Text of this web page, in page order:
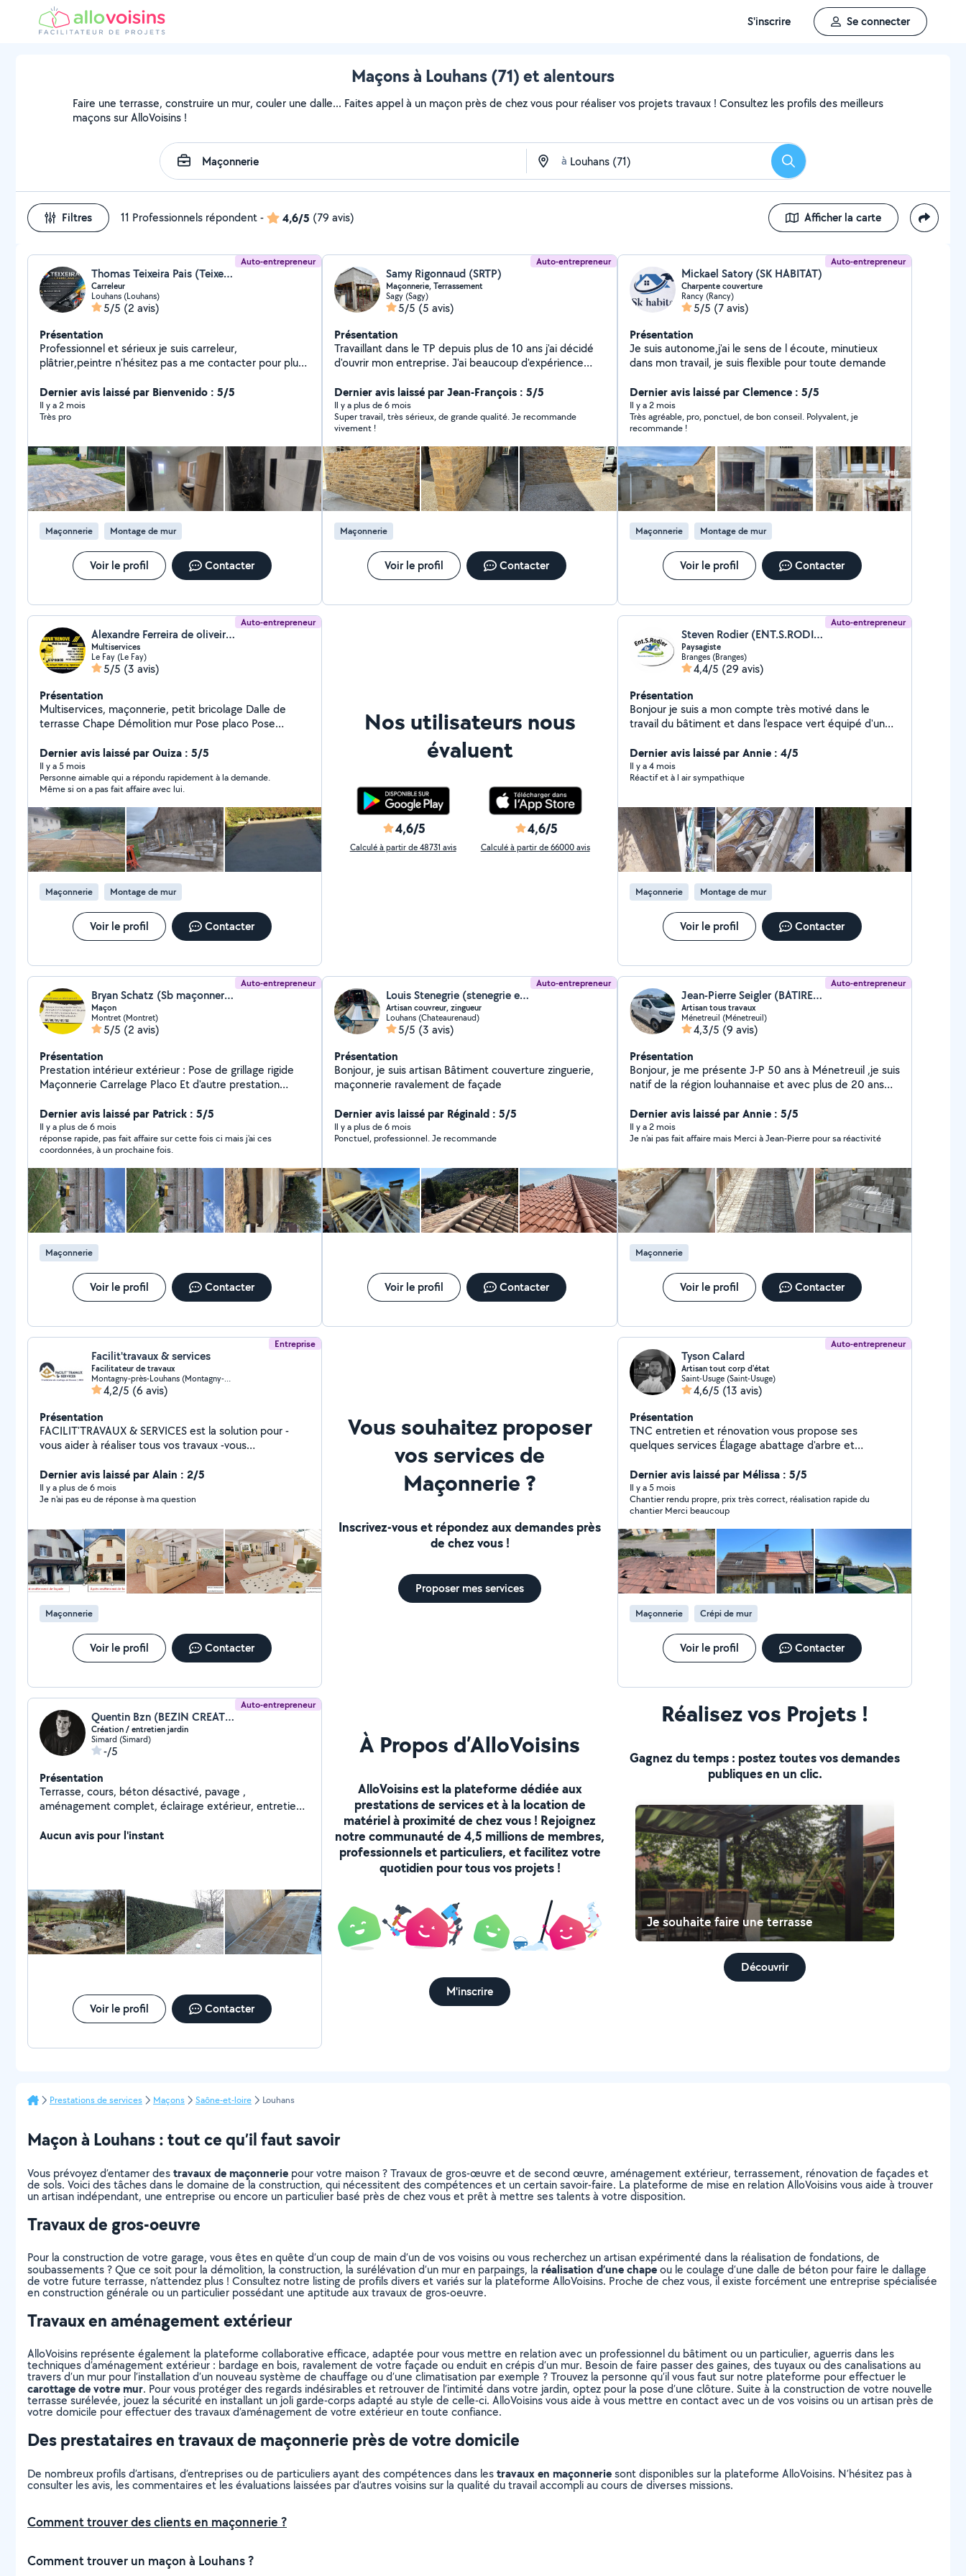
S'inscrire Se connecter
Maçons à Louhans (71) et alentours
Faire une terrasse, construire un mur, couler une dalle... Faites appel à un maçon près de chez vous pour réaliser vos projets travaux ! Consultez les profils des meilleurs
maçons sur AlloVoisins !
à Rechercher
Filtres 11 Professionnels répondent- 4,6/5 (79 avis) Afficher la carte
Auto-entrepreneur
Thomas Teixeira Pais (Teixeira Carrelage)
Carreleur
Louhans (Louhans)
5/5 (2 avis)
Présentation
Professionnel et sérieux je suis carreleur,
plâtrier,peintre n'hésitez pas a me contacter pour plus
Dernier avis laissé par Bienvenido : 5/5
Il y a 2 mois
Très pro
Maçonnerie Montage de mur
Voir le profil Contacter
Auto-entrepreneur
Samy Rigonnaud (SRTP)
Maçonnerie, Terrassement
Sagy (Sagy)
5/5 (5 avis)
Présentation
Travaillant dans le TP depuis plus de 10 ans j'ai décidé
d'ouvrir mon entreprise. J'ai beaucoup d'expérience
demande et je suis très minutieux sur mon travail .
Dernier avis laissé par Jean-François : 5/5
Il y a plus de 6 mois
Super travail, très sérieux, de grande qualité. Je recommande
vivement !
Maçonnerie
Voir le profil Contacter
Auto-entrepreneur
Mickael Satory (SK HABITAT)
Charpente couverture
Rancy (Rancy)
5/5 (7 avis)
Présentation
Je suis autonome,j'ai le sens de l écoute, minutieux
dans mon travail, je suis flexible pour toute demande
Dernier avis laissé par Clemence : 5/5
Il y a 2 mois
Très agréable, pro, ponctuel, de bon conseil. Polyvalent, je
recommande !
Maçonnerie Montage de mur
Voir le profil Contacter
Auto-entrepreneur
Alexandre Ferreira de oliveira (Nova'renove)
Multiservices
Le Fay (Le Fay)
5/5 (3 avis)
Présentation
Multiservices, maçonnerie, petit bricolage Dalle de
terrasse Chape Démolition mur Pose placo Pose
un paysagiste aussi Pose porte et fenêtre
Dernier avis laissé par Ouiza : 5/5
Il y a 5 mois
Personne aimable qui a répondu rapidement à la demande.
Même si on a pas fait affaire avec lui.
Maçonnerie Montage de mur
Voir le profil Contacter
Nos utilisateurs nous
évaluent
4,6/5
Calculé à partir de 48731 avis
4,6/5
Calculé à partir de 66000 avis
Auto-entrepreneur
Steven Rodier (ENT.S.RODIER)
Paysagiste
Branges (Branges)
4,4/5 (29 avis)
Présentation
Bonjour je suis a mon compte très motivé dans le
travail du bâtiment et dans l'espace vert équipé d'un
vos travaux.07-87-66-73-55 N'hésitez pas à me
contacter Merci
Dernier avis laissé par Annie : 4/5
Il y a 4 mois
Réactif et à l air sympathique
Maçonnerie Montage de mur
Voir le profil Contacter
Auto-entrepreneur
Bryan Schatz (Sb maçonnerie)
Maçon
Montret (Montret)
5/5 (2 avis)
Présentation
Prestation intérieur extérieur : Pose de grillage rigide
Maçonnerie Carrelage Placo Et d'autre prestation
Dernier avis laissé par Patrick : 5/5
Il y a plus de 6 mois
réponse rapide, pas fait affaire sur cette fois ci mais j'ai ces
coordonnées, à un prochaine fois.
Maçonnerie
Voir le profil Contacter
Auto-entrepreneur
Louis Stenegrie (stenegrie et Frére)
Artisan couvreur, zingueur
Louhans (Chateaurenaud)
5/5 (3 avis)
Présentation
Bonjour, je suis artisan Bâtiment couverture zinguerie,
maçonnerie ravalement de façade
Dernier avis laissé par Réginald : 5/5
Il y a plus de 6 mois
Ponctuel, professionnel. Je recommande
Voir le profil Contacter
Auto-entrepreneur
Jean-Pierre Seigler (BATIRENOV71)
Artisan tous travaux
Ménetreuil (Ménetreuil)
4,3/5 (9 avis)
Présentation
Bonjour, je me présente J-P 50 ans à Ménetreuil ,je suis
natif de la région louhannaise et avec plus de 20 ans
peut effectuer tous vos travaux de : -Construction,
Rénovation, Dépannage, Réparation, Bricolage,
Livraison, etc. -Petit et Gros travaux de Toitures,
Terrassement. -Peinture extérieur et intérieur,
Placoplatre et enduit. -Entretien de parc et jardin,
abattage d'arbre et élagage,Pose de portail et grillage.
-Rénovation et Création de piscine enterrée, Ponçage
et Peinture D'imperméabilisation ,Détection de fuite -
Location de bennes, Démolition, Enlèvement de tous
matériaux et déchets. -Montage de meuble, Livraison,
Réparation. -J'ai également mes permis poids lourd et
super lourd et sais me servir des engins de chantier :
mini pelle, chargeuse, chariot télescopique, grue ,
pas à me contacter à bientôt
Dernier avis laissé par Annie : 5/5
Il y a 2 mois
Je n’ai pas fait affaire mais Merci à Jean-Pierre pour sa réactivité
Maçonnerie
Voir le profil Contacter
Entreprise
Facilit'travaux & services
Facilitateur de travaux
Montagny-près-Louhans (Montagny-près-Louhans)
4,2/5 (6 avis)
Présentation
FACILIT'TRAVAUX & SERVICES est la solution pour -
vous aider à réaliser tous vos travaux -vous
ou d'aménagement de cuisine ou de salle de bains, -
gérer de A à Z votre rénovation énergétique (dossiers
d'aides, travaux de rénovation,...) FACILIT'TRAVAUX
prestations «sur-mesure» adaptées à chaque besoin :
estimatif des coûts travaux, mise en relation d'artisans,
analyse des devis (tous travaux de chauffage,
électricité, façades, isolation, menuiseries, peinture,
sols,,), plans et esquisses 2D et 3D, démarches
administratives (permis de construire, aides Ma prime
Renov,..)
Dernier avis laissé par Alain : 2/5
Il y a plus de 6 mois
Je n'ai pas eu de réponse à ma question
Maçonnerie
Voir le profil Contacter
Vous souhaitez proposer
vos services de
Maçonnerie ?
Inscrivez-vous et répondez aux demandes près
de chez vous !
Proposer mes services
Auto-entrepreneur
Tyson Calard
Artisan tout corp d'état
Saint-Usuge (Saint-Usuge)
4,6/5 (13 avis)
Présentation
TNC entretien et rénovation vous propose ses
quelques services Élagage abattage d'arbre et
Aménagement du jardin Nettoyage et traitement de
votre toiture Peinture intérieur extérieur Pose de
parquet revêtement de sol Petite maçonnerie
Démolition Évacuation de déchet en tout genre
Artisanat tout corp d'état rénovation pour toute
demande n'hésiter pas à échanger
Dernier avis laissé par Mélissa : 5/5
Il y a 5 mois
Chantier rendu propre, prix très correct, réalisation rapide du
chantier Merci beaucoup
Maçonnerie Crépi de mur
Voir le profil Contacter
Auto-entrepreneur
Quentin Bzn (BEZIN CREATION-ENTRETIEN)
Création / entretien jardin
Simard (Simard)
-/5
Présentation
Terrasse, cours, béton désactivé, pavage ,
aménagement complet, éclairage extérieur, entretien
n'hésitez pas .
Aucun avis pour l'instant
Voir le profil Contacter
À Propos d’AlloVoisins
AlloVoisins est la plateforme dédiée aux
prestations de services et à la location de
matériel à proximité de chez vous ! Rejoignez
notre communauté de 4,5 millions de membres,
professionnels et particuliers, et facilitez votre
quotidien pour tous vos projets !
M'inscrire
Réalisez vos Projets !
Gagnez du temps : postez toutes vos demandes
publiques en un clic.
Je souhaite faire une terrasse
Découvrir
Prestations de services Maçons Saône-et-loire Louhans
Maçon à Louhans : tout ce qu’il faut savoir
Vous prévoyez d’entamer destravaux de maçonnerie pour votre maison ? Travaux de gros-œuvre et de second œuvre, aménagement extérieur, terrassement, rénovation de façades et
de sols. Voici des tâches dans le domaine de la construction, qui nécessitent des compétences et un certain savoir-faire. La plateforme de mise en relation AlloVoisins vous aide à trouver
un artisan indépendant, une entreprise ou encore un particulier basé près de chez vous et prêt à mettre ses talents à votre disposition.
Travaux de gros-oeuvre
Pour la construction de votre garage, vous êtes en quête d’un coup de main d’un de vos voisins ou vous recherchez un artisan expérimenté dans la réalisation de fondations, de
soubassements ? Que ce soit pour la démolition, la construction, la surélévation d’un mur en parpaings, la réalisation d’une chapeou le coulage d’une dalle de béton pour faire le dallage
de votre future terrasse, n’attendez plus ! Consultez notre listing de profils divers et variés sur la plateforme AlloVoisins. Proche de chez vous, il existe forcément une entreprise spécialisée
en construction générale ou un particulier possédant une aptitude aux travaux de gros-oeuvre.
Travaux en aménagement extérieur
AlloVoisins représente également la plateforme collaborative efficace, adaptée pour vous mettre en relation avec un professionnel du bâtiment ou un particulier, aguerris dans les
techniques d’aménagement extérieur : bardage en bois, ravalement de votre façade ou enduit en crépis d’un mur. Besoin de faire passer des gaines, des tuyaux ou des canalisations au
travers d’un mur pour l’installation d’un nouveau système de chauffage ou d’une climatisation par exemple ? Trouvez la personne qu’il vous faut sur notre plateforme pour effectuer le
carottage de votre mur. Pour vous protéger des regards indésirables et retrouver de l’intimité dans votre jardin, optez pour la pose d’une clôture. Suite à la construction de votre nouvelle
terrasse surélevée, jouez la sécurité en installant un joli garde-corps adapté au style de celle-ci. AlloVoisins vous aide à vous mettre en contact avec un de vos voisins ou un artisan près de
votre domicile pour effectuer des travaux d’aménagement de votre extérieur en toute confiance.
Des prestataires en travaux de maçonnerie près de votre domicile
De nombreux profils d’artisans, d’entreprises ou de particuliers ayant des compétences dans lestravaux en maçonneriesont disponibles sur la plateforme AlloVoisins. N’hésitez pas à
consulter les avis, les commentaires et les évaluations laissées par d’autres voisins sur la qualité du travail accompli au cours de diverses missions.
Comment trouver des clients en maçonnerie ?
Comment trouver un maçon à Louhans ?